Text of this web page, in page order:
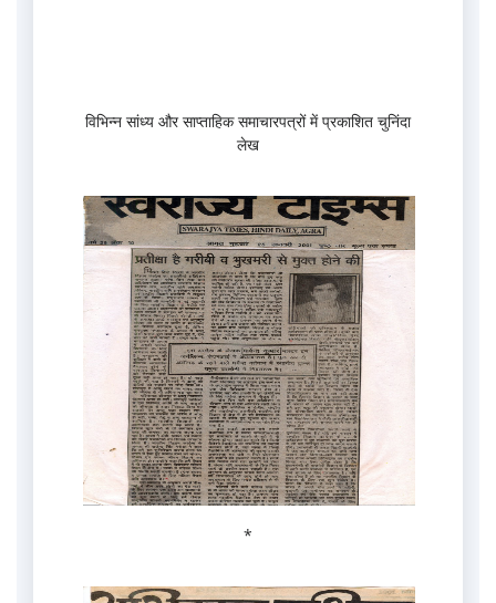
विभिन्न सांध्य और साप्ताहिक समाचारपत्रों में प्रकाशित चुनिंदा
लेख
*